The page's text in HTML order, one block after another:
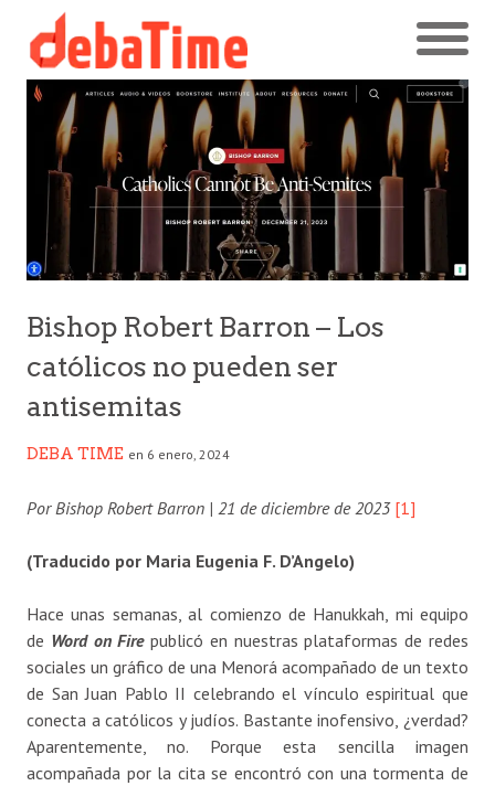
Bishop Robert Barron – Los
católicos no pueden ser
antisemitas
DEBA TIME en 6 enero, 2024
Por Bishop Robert Barron | 21 de diciembre de 2023 [1]
(Traducido por Maria Eugenia F. D’Angelo)
Hace unas semanas, al comienzo de Hanukkah, mi equipo
de Word on Fire publicó en nuestras plataformas de redes
sociales un gráfico de una Menorá acompañado de un texto
de San Juan Pablo II celebrando el vínculo espiritual que
conecta a católicos y judíos. Bastante inofensivo, ¿verdad?
Aparentemente, no. Porque esta sencilla imagen
acompañada por la cita se encontró con una tormenta de